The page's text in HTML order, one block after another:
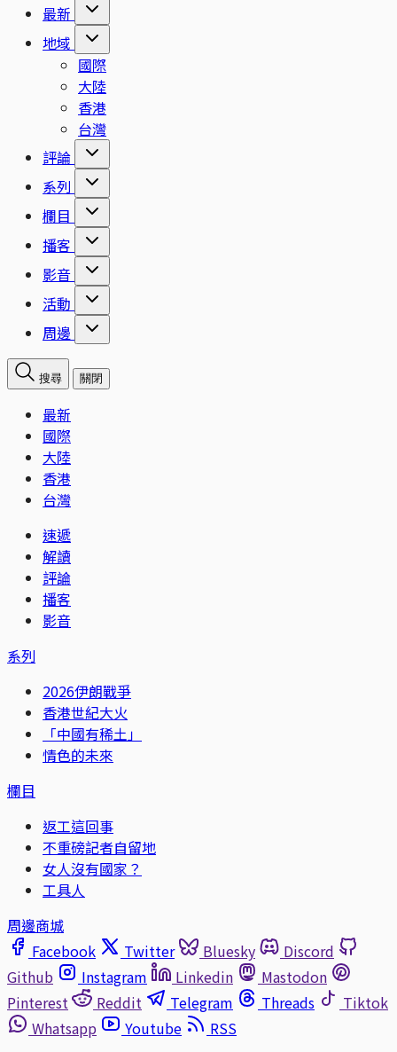
最新
地域
國際
大陸
香港
台灣
評論
系列
欄目
播客
影音
活動
周邊
搜尋 關閉
最新
國際
大陸
香港
台灣
速遞
解讀
評論
播客
影音
系列
2026伊朗戰爭
香港世紀大火
「中國有稀土」
情色的未來
欄目
返工這回事
不重磅記者自留地
女人沒有國家？
工具人
周邊商城
Facebook
Twitter Bluesky
Discord
Github
Instagram Linkedin
Mastodon
Pinterest
Reddit Telegram Threads
Tiktok
Whatsapp
Youtube
RSS